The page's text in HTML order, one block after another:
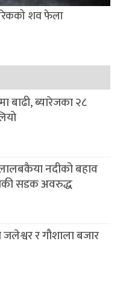
शव फेला
बाढी, ब्यारेजका २८
नदीको बहाव
सडक अवरुद्ध
जलेश्वर र गौशाला बजार